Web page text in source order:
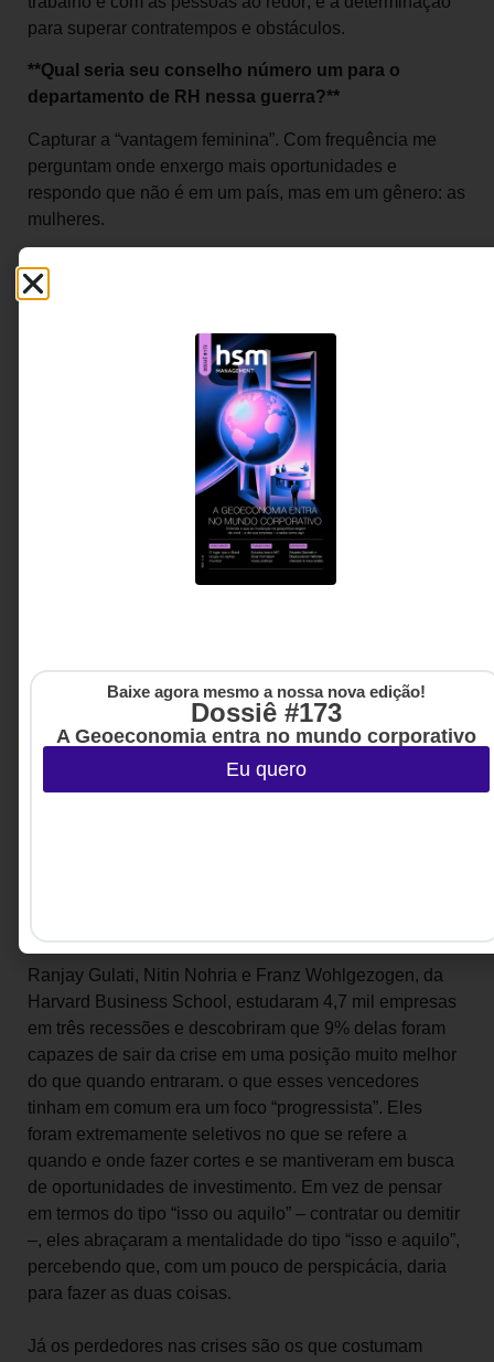
para superar contratempos e obstáculos.
**Qual seria seu conselho número um para o
departamento de RH nessa guerra?**
Capturar a “vantagem feminina”. Com frequência me
perguntam onde enxergo mais oportunidades e
respondo que não é em um país, mas em um gênero: as
mulheres.
Claudio Fernández-
Nascido e sediado na Argentina, é
um dos líderes da empresa multinacional de
recrutamento de talentos Egon Zehnder.
Atuação mundial:Além de dar palestras
sobre talentos no mundo todo, é professor
Livro: Não é Como nem O Que, mas Quem
– Grandes Decisões sobre Pessoas.
Ranjay Gulati, Nitin Nohria e Franz Wohlgezogen, da
Harvard Business School, estudaram 4,7 mil empresas
em três recessões e descobriram que 9% delas foram
capazes de sair da crise em uma posição muito melhor
do que quando entraram. o que esses vencedores
tinham em comum era um foco “progressista”. Eles
foram extremamente seletivos no que se refere a
quando e onde fazer cortes e se mantiveram em busca
de oportunidades de investimento. Em vez de pensar
em termos do tipo “isso ou aquilo” – contratar ou demitir
–, eles abraçaram a mentalidade do tipo “isso e aquilo”,
percebendo que, com um pouco de perspicácia, daria
para fazer as duas coisas.
Já os perdedores nas crises são os que costumam
Baixe agora mesmo a nossa nova edição!
Dossiê #173
A Geoeconomia entra no mundo corporativo
Eu quero